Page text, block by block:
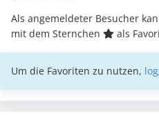
Als angemeldeter Besucher
mit dem Sternchen
als
Um die Favoriten zu nutzen,